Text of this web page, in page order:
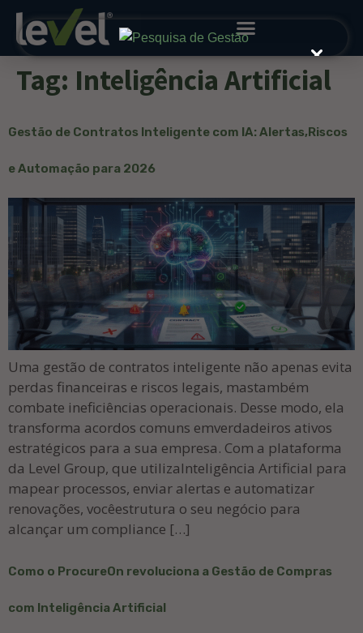
Tag: Inteligência Artificial
Gestão de Contratos Inteligente com IA: Alertas,Riscos
e Automação para 2026
Uma gestão de contratos inteligente não apenas evita
perdas financeiras e riscos legais, mastambém
combate ineficiências operacionais. Desse modo, ela
transforma acordos comuns emverdadeiros ativos
estratégicos para a sua empresa. Com a plataforma
da Level Group, que utilizaInteligência Artificial para
mapear processos, enviar alertas e automatizar
renovações, vocêestrutura o seu negócio para
alcançar um compliance […]
Como o ProcureOn revoluciona a Gestão de Compras
com Inteligência Artificial